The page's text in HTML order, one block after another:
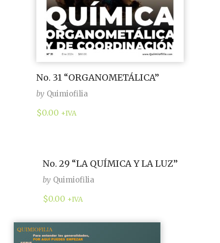
No. 31 “ORGANOMETÁLICA”
by Quimiofilia
$0.00 +IVA
No. 29 “LA QUÍMICA Y LA LUZ”
by Quimiofilia
$0.00 +IVA